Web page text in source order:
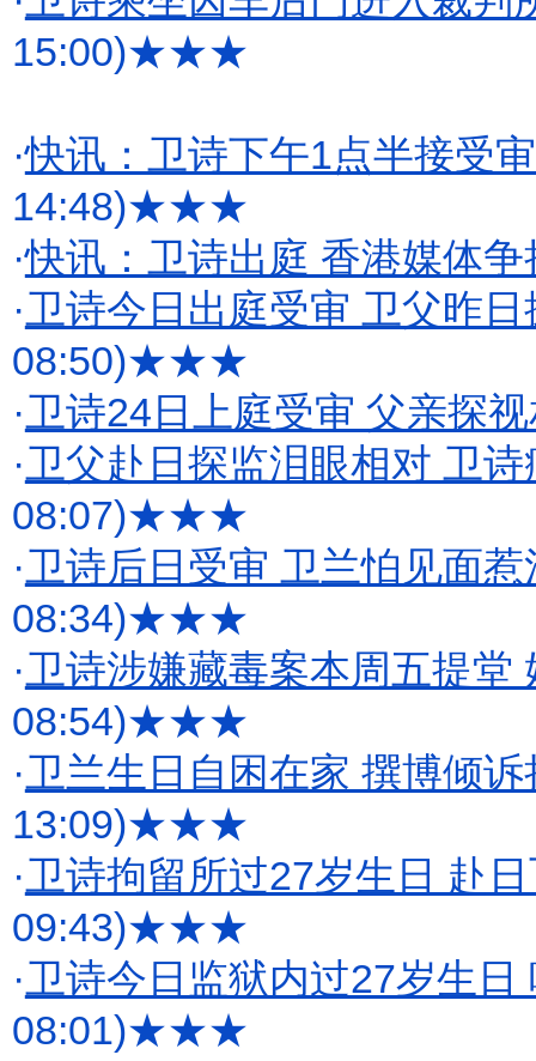
15:00)★★★
·快讯：卫诗下午1点半接受
14:48)★★★
·快讯：卫诗出庭 香港媒体争
·卫诗今日出庭受审 卫父昨
08:50)★★★
·卫诗24日上庭受审 父亲探
·卫父赴日探监泪眼相对 卫
08:07)★★★
·卫诗后日受审 卫兰怕见面
08:34)★★★
·卫诗涉嫌藏毒案本周五提堂
08:54)★★★
·卫兰生日自困在家 撰博倾
13:09)★★★
·卫诗拘留所过27岁生日 赴
09:43)★★★
·卫诗今日监狱内过27岁生
08:01)★★★